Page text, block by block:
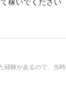
稼いでください
経験があるので、当時